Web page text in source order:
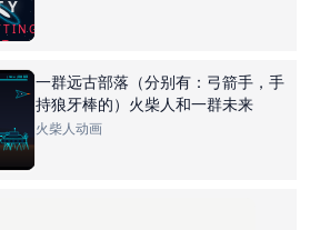
一群远古部落（分别有：弓箭手，手
持狼牙棒的）火柴人和一群未来
火柴人动画